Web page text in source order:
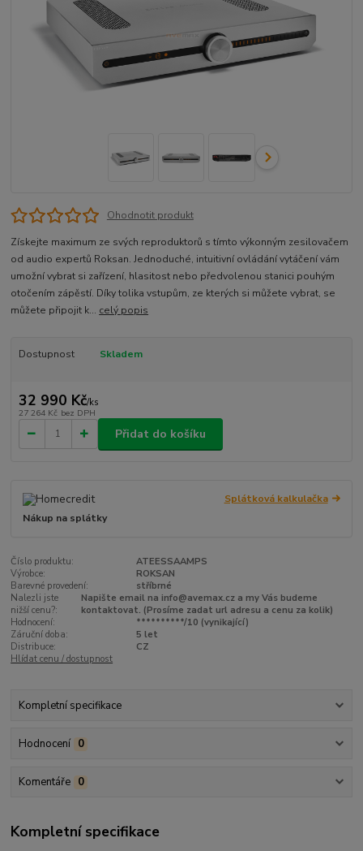
Ohodnotit produkt
Získejte maximum ze svých reproduktorů s tímto výkonným zesilovačem
od audio expertů Roksan. Jednoduché, intuitivní ovládání vytáčení vám
umožní vybrat si zařízení, hlasitost nebo předvolenou stanici pouhým
otočením zápěstí. Díky tolika vstupům, ze kterých si můžete vybrat, se
můžete připojit k... celý popis
Dostupnost Skladem
32 990 Kč/ks
27 264 Kč bez DPH
Přidat do košíku
Splátková kalkulačka
Nákup na splátky
Číslo produktu:
ATEESSAAMPS
Výrobce:
ROKSAN
Barevné provedení:
stříbrné
Nalezli jste
nižší cenu?:
Napište email na info@avemax.cz a my Vás budeme
kontaktovat. (Prosíme zadat url adresu a cenu za kolik)
Hodnocení:
**********/10 (vynikající)
Záruční doba:
5 let
Distribuce:
CZ
Hlídat cenu / dostupnost
Kompletní specifikace
Hodnocení 0
Komentáře 0
Kompletní specifikace